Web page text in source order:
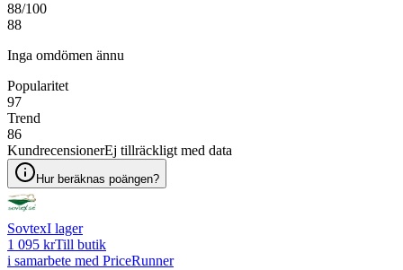
88/100
88
Inga omdömen ännu
Popularitet
97
Trend
86
KundrecensionerEj tillräckligt med data
Hur beräknas poängen?
SovtexI lager
1 095 krTill butik
i samarbete med PriceRunner